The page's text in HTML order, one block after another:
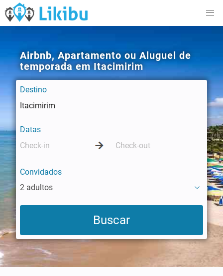
Airbnb, Apartamento ou Aluguel de
temporada em Itacimirim
Destino
Datas
Convidados
2 adultos